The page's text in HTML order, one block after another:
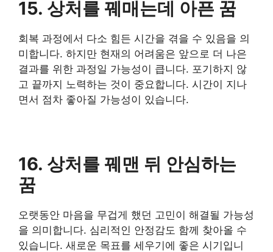
15. 상처를 꿰매는데 아픈 꿈
회복 과정에서 다소 힘든 시간을 겪을 수 있음을 의
미합니다. 하지만 현재의 어려움은 앞으로 더 나은
결과를 위한 과정일 가능성이 큽니다. 포기하지 않
고 끝까지 노력하는 것이 중요합니다. 시간이 지나
면서 점차 좋아질 가능성이 있습니다.
16. 상처를 꿰맨 뒤 안심하는
꿈
오랫동안 마음을 무겁게 했던 고민이 해결될 가능성
을 의미합니다. 심리적인 안정감도 함께 찾아올 수
있습니다. 새로운 목표를 세우기에 좋은 시기입니